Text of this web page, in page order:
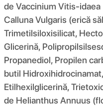
de Vaccinium Vitis-
Calluna Vulgaris (erică
Trimetilsiloxisilicat,
Glicerină,
Propanediol, Propilen
butil
Etilhexilglicerină,
de Helianthus Annuus